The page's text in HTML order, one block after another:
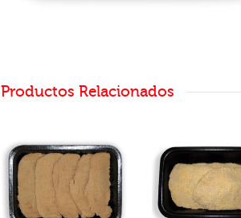
Productos Relacionados